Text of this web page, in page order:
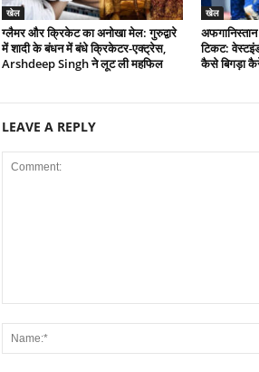
खेल
ग्लैमर और क्रिकेट का अनोखा मेल: गुरुद्वारे
में शादी के बंधन में बंधे क्रिकेटर-एक्ट्रेस,
Arshdeep Singh ने लूट ली महफिल
खेल
टिकट:
कैसे बिगड़ा
LEAVE A REPLY